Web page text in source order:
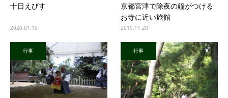
十日えびす
2020.01.10
京都宮津で除夜の鐘がつける
お寺に近い旅館
2019.11.20
行事 行事